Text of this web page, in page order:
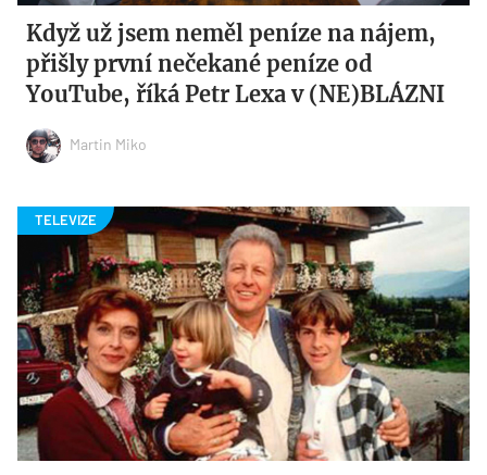
Když už jsem neměl peníze na nájem,
přišly první nečekané peníze od
YouTube, říká Petr Lexa v (NE)BLÁZNI
Martin Miko